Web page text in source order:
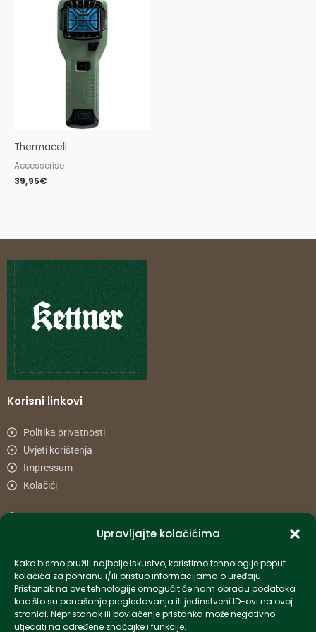
Upravljajte kolačićima
Kako bismo pružili najbolje iskustvo, koristimo tehnologije poput
kolačića za pohranu i/ili pristup informacijama o uređaju.
Pristanak na ove tehnologije omogućit će nam obradu podataka
kao što su ponašanje pregledavanja ili jedinstveni ID-ovi na ovoj
stranici. Nepristanak ili povlačenje pristanka može negativno
utjecati na određene značajke i funkcije.
Thermacell
Accessorise
39,95€
Korisni linkovi
Politika privatnosti
Uvjeti korištenja
Impressum
Kolačići
Načini plaćanja
Informacije
info-hr@kettner.com